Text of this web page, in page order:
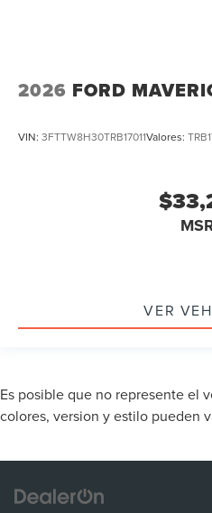
2026 FORD
VIN: 3FTTW8H30TRB17011Valores:
VER
Es posible que no represente el
colores, version y estilo pueden